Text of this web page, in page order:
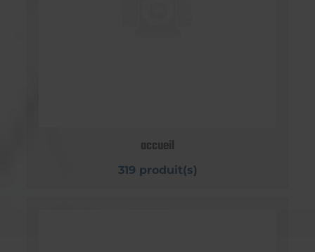
accueil
319 produit(s)